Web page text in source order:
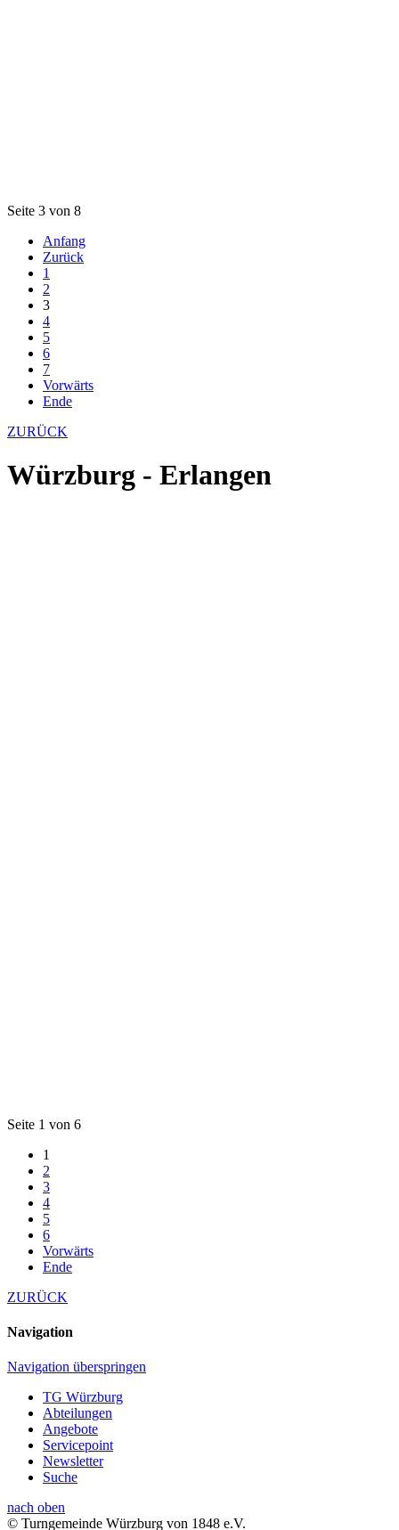
Seite 3 von 8
Anfang
Zurück
1
2
3
4
5
6
7
Vorwärts
Ende
ZURÜCK
Würzburg - Erlangen
Seite 1 von 6
1
2
3
4
5
6
Vorwärts
Ende
ZURÜCK
Navigation
Navigation überspringen
TG Würzburg
Abteilungen
Angebote
Servicepoint
Newsletter
Suche
nach oben
© Turngemeinde Würzburg von 1848 e.V.